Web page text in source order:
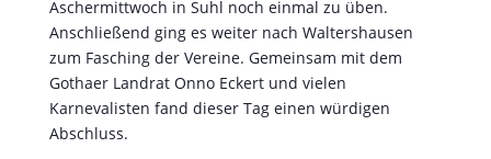
Aschermittwoch in Suhl noch einmal zu üben.
Anschließend ging es weiter nach Waltershausen
zum Fasching der Vereine. Gemeinsam mit dem
Gothaer Landrat Onno Eckert und vielen
Karnevalisten fand dieser Tag einen würdigen
Abschluss.